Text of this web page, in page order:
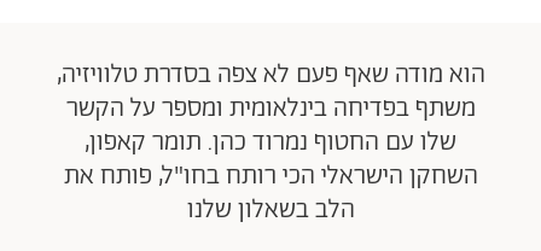
הוא מודה שאף פעם לא צפה בסדרת טלוויזיה,
משתף בפדיחה בינלאומית ומספר על הקשר
שלו עם החטוף נמרוד כהן. תומר קאפון,
השחקן הישראלי הכי רותח בחו"ל, פותח את
הלב בשאלון שלנו